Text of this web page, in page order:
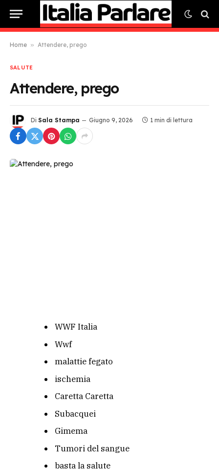
Home » Attendere, prego
SALUTE
Attendere, prego
Di Sala Stampa Giugno 9, 2026 1 min di lettura
WWF Italia
Wwf
malattie fegato
ischemia
Caretta Caretta
Subacquei
Gimema
Tumori del sangue
basta la salute